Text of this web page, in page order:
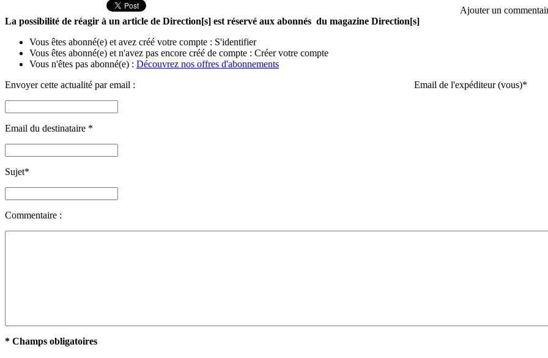
Ajouter un
La possibilité de réagir à un article de Direction[s] est réservé aux abonnés du magazine Direction[s]
Vous êtes abonné(e) et avez créé votre compte : S'identifier
Vous êtes abonné(e) et n'avez pas encore créé de compte : Créer votre compte
Vous n'êtes pas abonné(e) : Découvrez nos offres d'abonnements
Envoyer cette actualité par email :
Email de l'expéditeur (vous)*
Email du destinataire *
Sujet*
Commentaire :
* Champs obligatoires